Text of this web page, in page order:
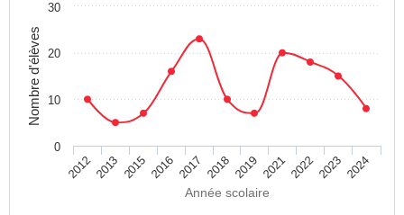
Année scolaire
Nombre d'élèves
20122013 2015 2016 2017 2018 2019 202120222023 2024
0
10
20
30